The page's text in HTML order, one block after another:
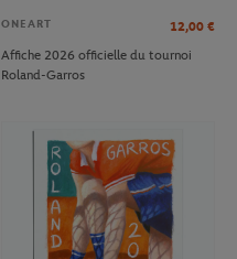
ONEART 12,00 €
Affiche 2026 officielle du tournoi
Roland-Garros